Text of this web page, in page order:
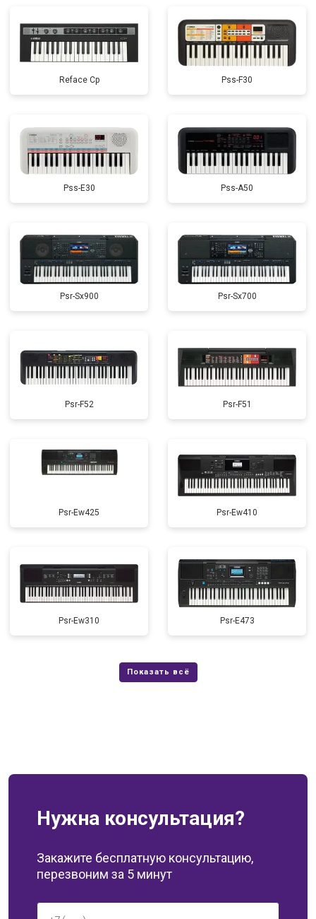
Reface Cp Pss-F30
Pss-E30 Pss-A50
Psr-Sx900 Psr-Sx700
Psr-F52 Psr-F51
Psr-Ew425 Psr-Ew410
Psr-Ew310 Psr-E473
Нужна консультация?
Закажите бесплатную консультацию,
перезвоним за 5 минут